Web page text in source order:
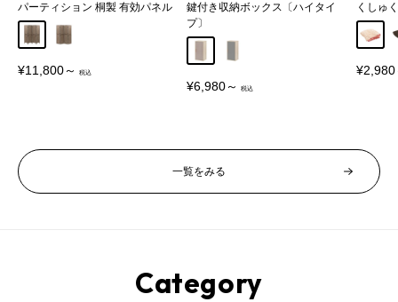
リュック リュックサック リュックザック ビジネスリュック 通勤リュック 通学リュック マルチリュック タウンリュック スマートリュック ファザーズリュック 大容量リュック マルチビジネスリュック トラベルリュック バックパック デイパック バッグ 鞄 カバン ビジネスバッグ マルチビジネスバッグ メンズバッグ 書類バッグ 通勤バッグ 通勤カバン 通学バッグ 通学カバン PCバッグ パソコンバッグ キャリーオンバッグ 出張カバン 出張バッグ 旅行カバン 旅行バッグ 就活カバン 就活バッグ ロールトップ 手持ち トップハンドル キャリーバー取り付け可能 チェストストラップ チェストベルト クッション性ハーネス 防水 はっ水 撥水 PC収納ポケット マルチポケット 仕分けポケット 内ポケット フロントポケット サイドポケット ポケット 小物 大容量 収納力 多収納 A4 ノートPC ノートパソコン パソコン 15.6インチ タブレット 水筒 ペットボトル 折りたたみ傘 ノート 資料 ペンケース 財布 手帳 キーケース 名刺 スマホ 軽量 メッシュ 蒸れにくい 実用的 アウトドア プライベート ビジネス 仕事 通勤 自転車通勤 1泊 2泊 出張 旅行 トラベル 外出 キャンプ フェス スポーツ 転職 就活 面接 就職祝い 就職準備 ギフト プレゼント お祝い 新生活 大人 ビジネスマン メンズ レディース ユニセックス 男女兼用 男性 女性 大学 高校 学生 シンプル スマート スタイリッシュ かっこいい カジュアル おしゃれ 男前 ハンサム メンズライク ブラック 黒 23L
パーティション 桐製 有効パネル
AタイプBタイプ
販
¥11,800～
鍵付き収納ボックス〔ハイタイ
プ〕
販
¥6,980～
くしゅ
アイ
販
¥2,980
一覧をみる
Category